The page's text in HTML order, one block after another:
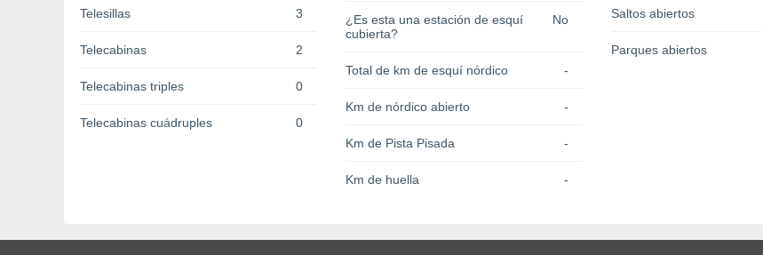
Telesillas 3
Telecabinas 2
Telecabinas triples 0
Telecabinas cuádruples 0
¿Es esta una estación de esquí
cubierta?
No
Total de km de esquí nórdico -
Km de nórdico abierto -
Km de Pista Pisada -
Km de huella -
Saltos abiertos
Parques abiertos